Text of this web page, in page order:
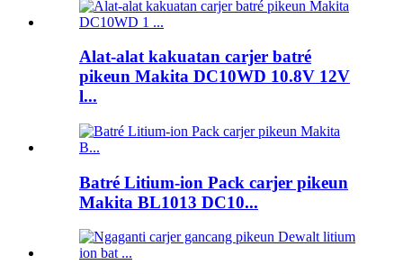
Alat-alat kakuatan carjer batré
pikeun Makita DC10WD 10.8V 12V
l...
Batré Litium-ion Pack carjer pikeun
Makita BL1013 DC10...